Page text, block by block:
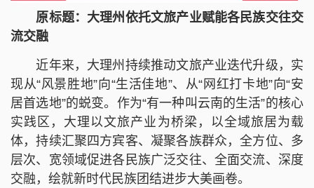
原标题：大理州依托文旅产业赋能各民族交往交
流交融
近年来，大理州持续推动文旅产业迭代升级，实
现从“风景胜地”向“生活佳地”、从“网红打卡地”向“安
居首选地”的蜕变。作为“有一种叫云南的生活”的核心
实践区，大理以文旅产业为桥梁，以全域旅居为载
体，持续汇聚四方宾客、凝聚各族群众，全方位、多
层次、宽领域促进各民族广泛交往、全面交流、深度
交融，绘就新时代民族团结进步大美画卷。